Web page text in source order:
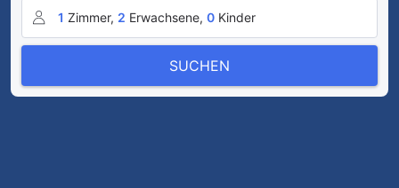
1 Zimmer, 2 Erwachsene, 0 Kinder
SUCHEN